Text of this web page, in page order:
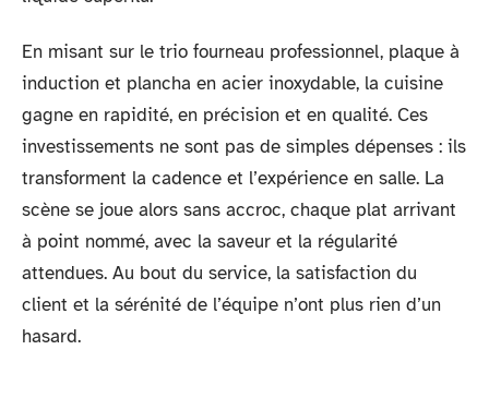
En misant sur le trio fourneau professionnel, plaque à
induction et plancha en acier inoxydable, la cuisine
gagne en rapidité, en précision et en qualité. Ces
investissements ne sont pas de simples dépenses : ils
transforment la cadence et l’expérience en salle. La
scène se joue alors sans accroc, chaque plat arrivant
à point nommé, avec la saveur et la régularité
attendues. Au bout du service, la satisfaction du
client et la sérénité de l’équipe n’ont plus rien d’un
hasard.